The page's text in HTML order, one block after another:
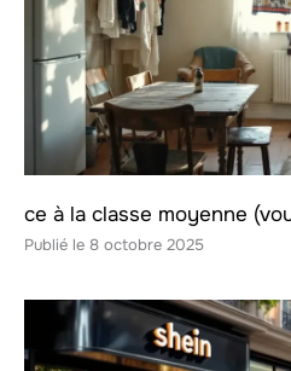
ce à la classe moyenne
8 octobre 2025